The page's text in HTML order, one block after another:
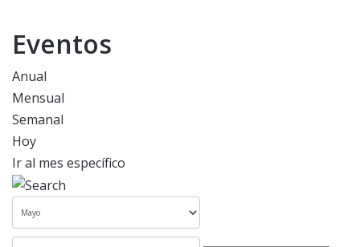
Eventos
Anual
Mensual
Semanal
Hoy
Ir al mes específico